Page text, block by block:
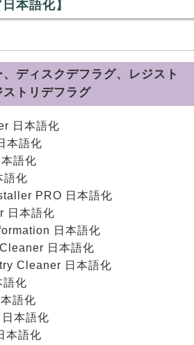
本語化】
ディスクデフラグ、レジスト
ストリデフラグ
日本語化
本語化
語化
語化
PRO 日本語化
日本語化
日本語化
日本語化
Cleaner 日本語化
化
語化
本語化
本語化